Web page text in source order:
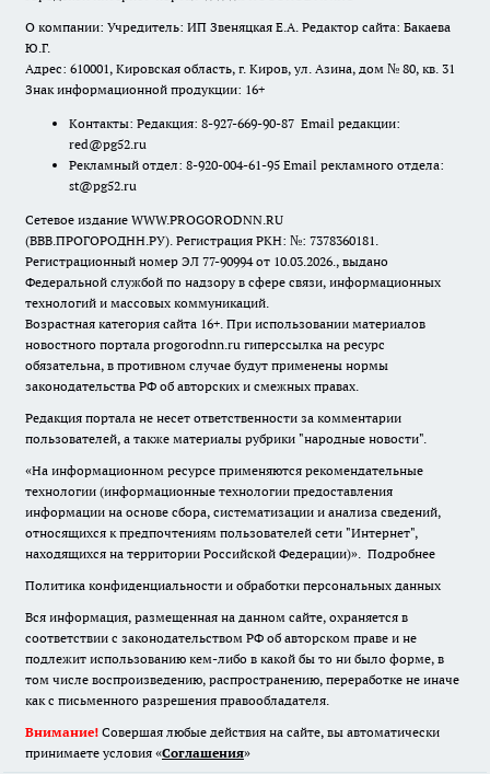
О компании: Учредитель: ИП Звеняцкая Е.А. Редактор сайта: Бакаева
Ю.Г.
Адрес: 610001, Кировская область, г. Киров, ул. Азина, дом № 80, кв. 31
Знак информационной продукции: 16+
Контакты: Редакция: 8-927-669-90-87 Email редакции:
red@pg52.ru
Рекламный отдел: 8-920-004-61-95 Email рекламного отдела:
st@pg52.ru
Сетевое издание WWW.PROGORODNN.RU
(ВВВ.ПРОГОРОДНН.РУ). Регистрация РКН: №: 7378360181.
Регистрационный номер ЭЛ 77-90994 от 10.03.2026., выдано
Федеральной службой по надзору в сфере связи, информационных
технологий и массовых коммуникаций.
Возрастная категория сайта 16+. При использовании материалов
новостного портала progorodnn.ru гиперссылка на ресурс
обязательна, в противном случае будут применены нормы
законодательства РФ об авторских и смежных правах.
Редакция портала не несет ответственности за комментарии
пользователей, а также материалы рубрики "народные новости".
«На информационном ресурсе применяются рекомендательные
технологии (информационные технологии предоставления
информации на основе сбора, систематизации и анализа сведений,
относящихся к предпочтениям пользователей сети "Интернет",
находящихся на территории Российской Федерации)». Подробнее
Политика конфиденциальности и обработки персональных данных
Вся информация, размещенная на данном сайте, охраняется в
соответствии с законодательством РФ об авторском праве и не
подлежит использованию кем-либо в какой бы то ни было форме, в
том числе воспроизведению, распространению, переработке не иначе
как с письменного разрешения правообладателя.
Внимание! Совершая любые действия на сайте, вы автоматически
принимаете условия «Cоглашения»